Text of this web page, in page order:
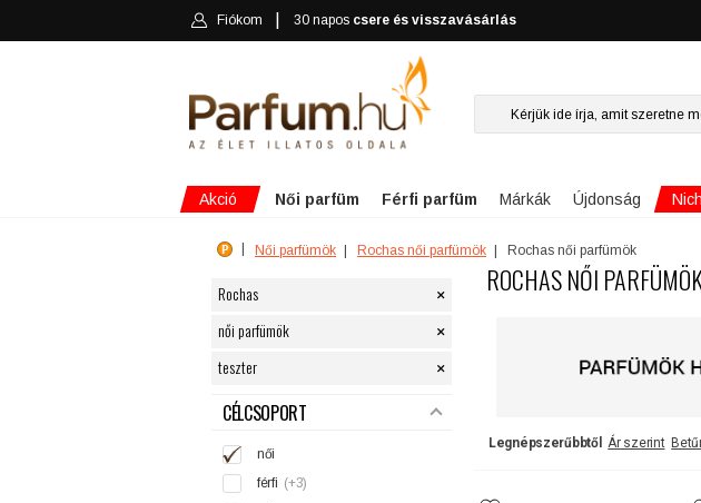
Fiókom 30 napos csere és visszavásárlás
Akció Női parfüm Férfi parfüm Márkák Újdonság
Női parfümök Rochas női parfümök Rochas női parfümök
Rochas ×
női parfümök ×
teszter ×
SZŰRÉS
CÉLCSOPORT
női
férfi (+3)
ROCHAS NŐI
Legnépszerűbbtől Ár szerint